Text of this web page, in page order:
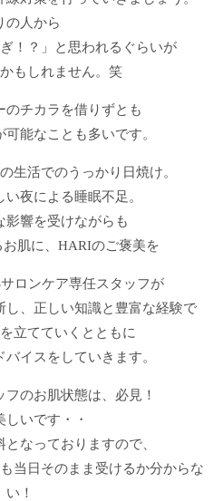
の人から
！？」と思われるぐらいが
もしれません。笑
のチカラを借りずとも
能なことも多いです。
生活でのうっかり日焼け。
夜による睡眠不足。
影響を受けながらも
肌に、HARIのご褒美を
ロンケア専任スタッフが
し、正しい知識と豊富な経験で
立てていくとともに
イスをしていきます。
のお肌状態は、必見！
しいです・・
なっておりますので、
当日そのまま受けるか分からな
い！